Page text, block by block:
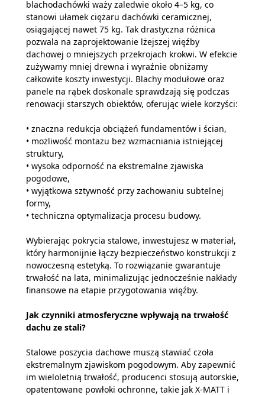
blachodachówki waży zaledwie około 4–5 kg, co
stanowi ułamek ciężaru dachówki ceramicznej,
osiągającej nawet 75 kg. Tak drastyczna różnica
pozwala na zaprojektowanie lżejszej więźby
dachowej o mniejszych przekrojach krokwi. W efekcie
zużywamy mniej drewna i wyraźnie obniżamy
całkowite koszty inwestycji. Blachy modułowe oraz
panele na rąbek doskonale sprawdzają się podczas
renowacji starszych obiektów, oferując wiele korzyści:
• znaczna redukcja obciążeń fundamentów i ścian,
• możliwość montażu bez wzmacniania istniejącej
struktury,
• wysoka odporność na ekstremalne zjawiska
pogodowe,
• wyjątkowa sztywność przy zachowaniu subtelnej
formy,
• techniczna optymalizacja procesu budowy.
Wybierając pokrycia stalowe, inwestujesz w materiał,
który harmonijnie łączy bezpieczeństwo konstrukcji z
nowoczesną estetyką. To rozwiązanie gwarantuje
trwałość na lata, minimalizując jednocześnie nakłady
finansowe na etapie przygotowania więźby.
Jak czynniki atmosferyczne wpływają na trwałość
dachu ze stali?
Stalowe poszycia dachowe muszą stawiać czoła
ekstremalnym zjawiskom pogodowym. Aby zapewnić
im wieloletnią trwałość, producenci stosują autorskie,
opatentowane powłoki ochronne, takie jak X-MATT i